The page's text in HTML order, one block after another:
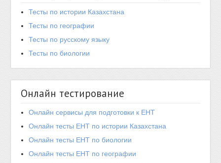
Тесты по истории Казахстана
Тесты по географии
Тесты по русскому языку
Тесты по биологии
Онлайн тестирование
Онлайн сервисы для подготовки к ЕНТ
Онлайн тесты ЕНТ по истории Казахстана
Онлайн тесты ЕНТ по биологии
Онлайн тесты ЕНТ по географии